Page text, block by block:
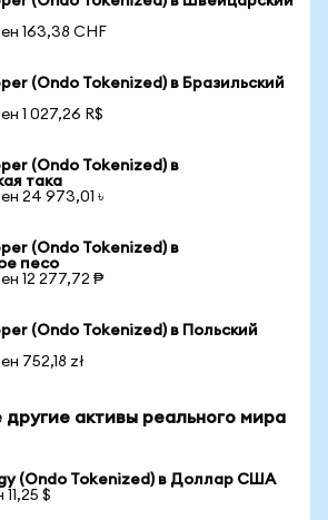
163,38 CHF
(Ondo Tokenized) в Бразильский
1 027,26 R$
(Ondo Tokenized) в
така
24 973,01 ৳
(Ondo Tokenized) в
песо
12 277,72 ₱
(Ondo Tokenized) в Польский
752,18 zł
другие активы реального мира
(Ondo Tokenized) в Доллар США
$